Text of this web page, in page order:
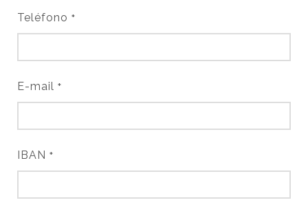
Teléfono *
E-mail *
IBAN *